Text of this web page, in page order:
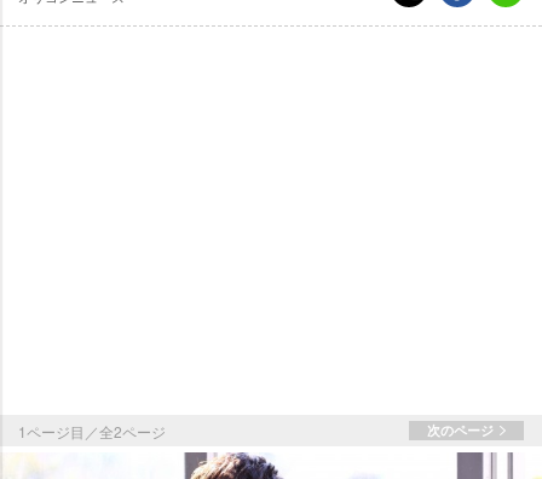
1ページ目／全2ページ 次のページ